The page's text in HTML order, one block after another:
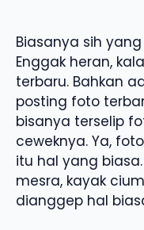
Biasanya sih
Enggak heran,
terbaru. Bahkan
posting foto
bisanya terselip
ceweknya. Ya,
itu hal yang
mesra, kayak
dianggep hal